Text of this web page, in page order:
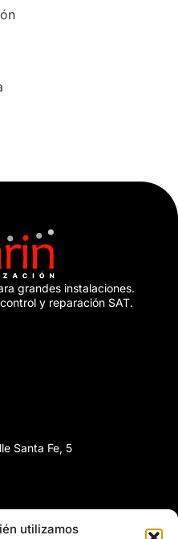
utilizamos
grandes instalaciones.
y reparación SAT.
Santa Fe, 5